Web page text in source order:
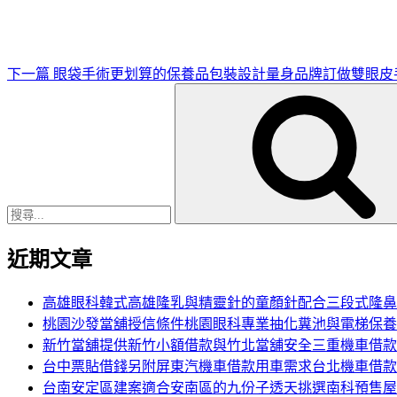
下一篇 眼袋手術更划算的保養品包裝設計量身品牌訂做雙眼皮
近期文章
高雄眼科韓式高雄隆乳與精靈針的童顏針配合三段式隆鼻
桃園沙發當舖授信條件桃園眼科專業抽化糞池與電梯保養
新竹當舖提供新竹小額借款與竹北當舖安全三重機車借款
台中票貼借錢另附屏東汽機車借款用車需求台北機車借款
台南安定區建案適合安南區的九份子透天挑選南科預售屋